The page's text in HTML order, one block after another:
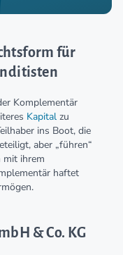
für
Komplementär
Kapital zu
ins Boot, die
aber „führen“
mit ihrem
haftet
& Co. KG